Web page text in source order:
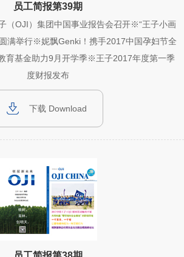
员工简报第39期
（OJI）集团中国事业报告会召开※“王子小画
满举行※妮飘Genki！携手2017中国孕妇节全
育基金助力9月开学季※王子2017年度第一季
度财报发布
下载 Download